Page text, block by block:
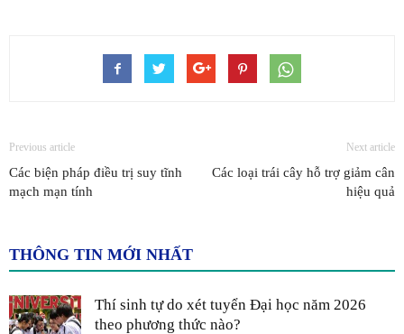
Previous article
Các biện pháp điều trị suy tĩnh
mạch mạn tính
Next article
Các loại trái cây hỗ trợ giảm cân
hiệu quả
THÔNG TIN MỚI NHẤT
Thí sinh tự do xét tuyển Đại học năm 2026
theo phương thức nào?